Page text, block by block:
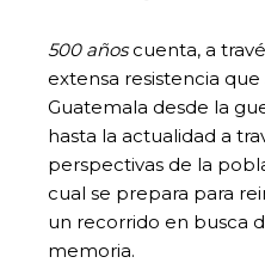
500 añoscuenta, a
extensa resistencia
Guatemala desde la
hasta la actualidad a
perspectivas de la
cual se prepara para
un recorrido en busca
memoria.